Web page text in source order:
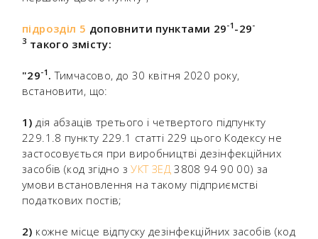
підрозділ 5 доповнити пунктами 29-1 -29-
3 такого змісту:
"29-1 . Тимчасово, до 30 квітня 2020 року,
встановити, що:
1) дія абзаців третього і четвертого підпункту
229.1.8 пункту 229.1 статті 229 цього Кодексу не
застосовується при виробництві дезінфекційних
засобів (код згідно зУКТ ЗЕД3808 94 90 00) за
умови встановлення на такому підприємстві
податкових постів;
2) кожне місце відпуску дезінфекційних засобів (код